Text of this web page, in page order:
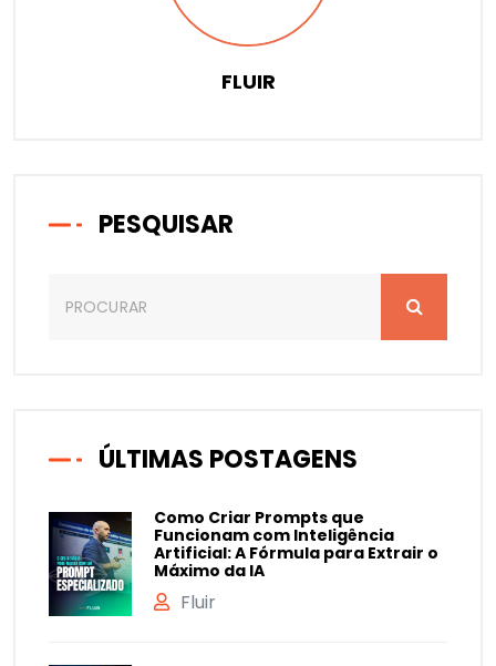
FLUIR
PESQUISAR
ÚLTIMAS POSTAGENS
Como Criar Prompts que
Funcionam com Inteligência
Artificial: A Fórmula para Extrair o
Máximo da IA
Fluir